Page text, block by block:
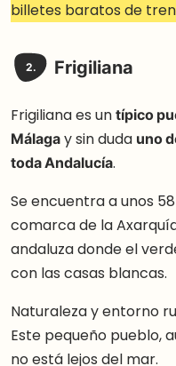
billetes baratos de
2. Frigiliana
Frigiliana es untípico
Málagay sin duda uno
toda Andalucía.
Se encuentra a unos
comarca de la
andaluza donde el
con las casas blancas.
Naturaleza y entorno
Este pequeño pueblo,
no está lejos del mar.